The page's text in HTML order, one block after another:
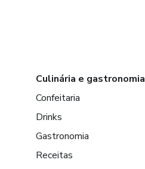
Culinária e gastronomia
Confeitaria
Drinks
Gastronomia
Receitas